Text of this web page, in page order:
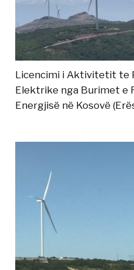
Licencimi i Aktivitetit te
Elektrike nga Burimet e
Energjisë në Kosovë